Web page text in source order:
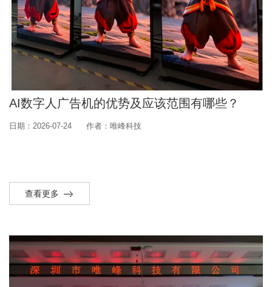
AI数字人广告机的优势及应该范围有哪些？
日期：2026-07-24 作者：唯峰科技
查看更多